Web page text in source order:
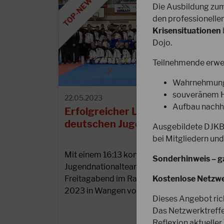
22.05.2023
Erfolgreicher Länderkampf des
deutschen Jugendnationalteams!
Mit einem 16:13 konnte das deutsche DJKB
Jugendnationalteam am vergangenen
Freitagabend im Rahmen des Kata-Spezial
2023 in Wangen vor starker…
Die Ausbildung
den
Krisensituationen
Dojo.
Teilnehmende
souveränem
Aufbau
Ausgebildete
bei Mitgliedern
Sonderhinweis –
Kostenlose
Dieses Angebot
Das